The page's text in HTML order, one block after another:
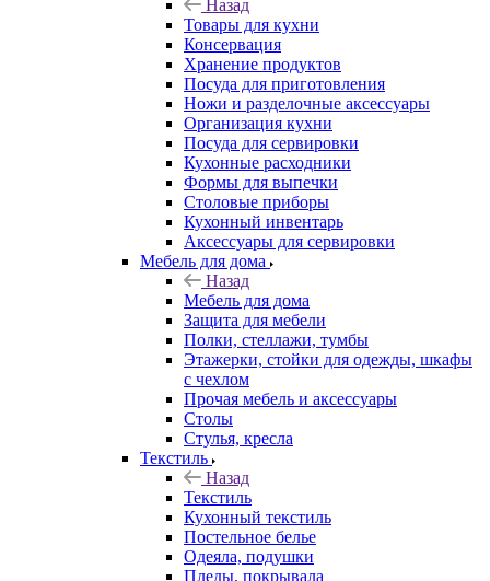
Назад
Товары для кухни
Консервация
Хранение продуктов
Посуда для приготовления
Ножи и разделочные аксессуары
Организация кухни
Посуда для сервировки
Кухонные расходники
Формы для выпечки
Столовые приборы
Кухонный инвентарь
Аксессуары для сервировки
Мебель для дома
Назад
Мебель для дома
Защита для мебели
Полки, стеллажи, тумбы
Этажерки, стойки для одежды, шкафы
с чехлом
Прочая мебель и аксессуары
Столы
Стулья, кресла
Текстиль
Назад
Текстиль
Кухонный текстиль
Постельное белье
Одеяла, подушки
Пледы, покрывала